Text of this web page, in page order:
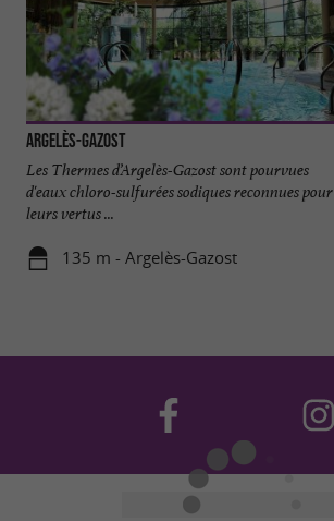
Argelès-Gazost
Les Thermes d’Argelès-Gazost sont pourvues
d'eaux chloro-sulfurées sodiques reconnues pour
leurs vertus ...
135 m - Argelès-Gazost